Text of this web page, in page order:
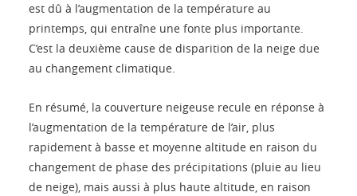
est dû à l’augmentation de la température au
printemps, qui entraîne une fonte plus importante.
C’est la deuxième cause de disparition de la neige due
au changement climatique.
En résumé, la couverture neigeuse recule en réponse à
l’augmentation de la température de l’air, plus
rapidement à basse et moyenne altitude en raison du
changement de phase des précipitations (pluie au lieu
de neige), mais aussi à plus haute altitude, en raison